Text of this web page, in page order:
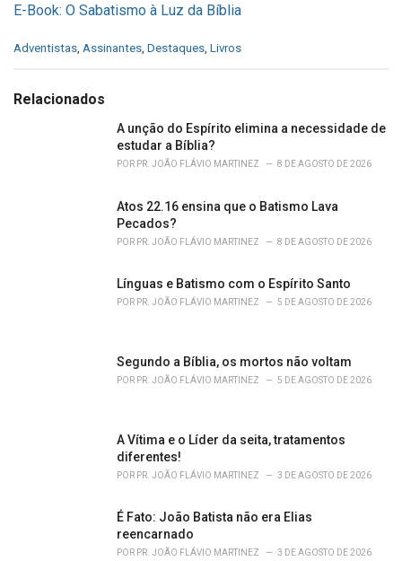
E-Book: O Sabatismo à Luz da Bíblia
C
e
Adventistas Assinantes Destaques Livros
Relacionados
A unção do Espírito elimina a necessidade de
estudar a Bíblia?
POR PR. JOÃO FLÁVIO MARTINEZ 8 DE AGOSTO DE 2026
Atos 22.16 ensina que o Batismo Lava
Pecados?
POR PR. JOÃO FLÁVIO MARTINEZ 8 DE AGOSTO DE 2026
Línguas e Batismo com o Espírito Santo
POR PR. JOÃO FLÁVIO MARTINEZ 5 DE AGOSTO DE 2026
Segundo a Bíblia, os mortos não voltam
POR PR. JOÃO FLÁVIO MARTINEZ 5 DE AGOSTO DE 2026
A Vítima e o Líder da seita, tratamentos
diferentes!
POR PR. JOÃO FLÁVIO MARTINEZ 3 DE AGOSTO DE 2026
É Fato: João Batista não era Elias
reencarnado
POR PR. JOÃO FLÁVIO MARTINEZ 3 DE AGOSTO DE 2026